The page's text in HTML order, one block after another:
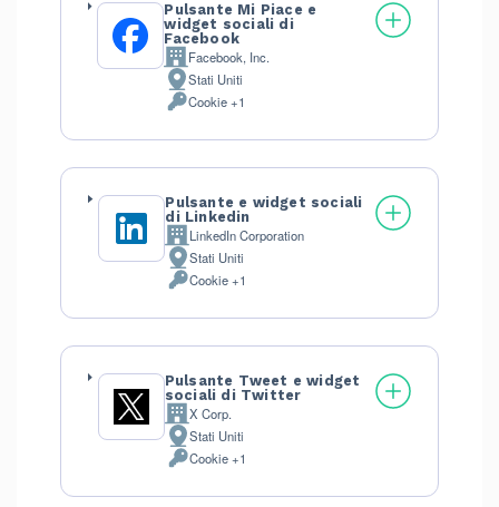
Pulsante Mi Piace e
widget sociali di
Facebook
Azienda:Facebook, Inc.
Luogo
del
Stati Uniti
Dati
trattati:
Cookie +1
Pulsante e widget sociali
di Linkedin
Azienda:LinkedIn Corporation
Luogo
del
Stati Uniti
Dati
trattati:
Cookie +1
Pulsante Tweet e widget
sociali di Twitter
Azienda:
X Corp.
Luogo
del
Stati Uniti
Dati
trattati:
Cookie +1